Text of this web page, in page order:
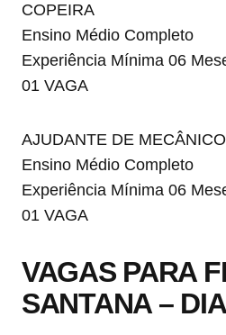
COPEIRA
Ensino Médio Completo
Experiência Mínima 06
01 VAGA
AJUDANTE DE
Ensino Médio Completo
Experiência Mínima 06
01 VAGA
VAGAS PARA
SANTANA –